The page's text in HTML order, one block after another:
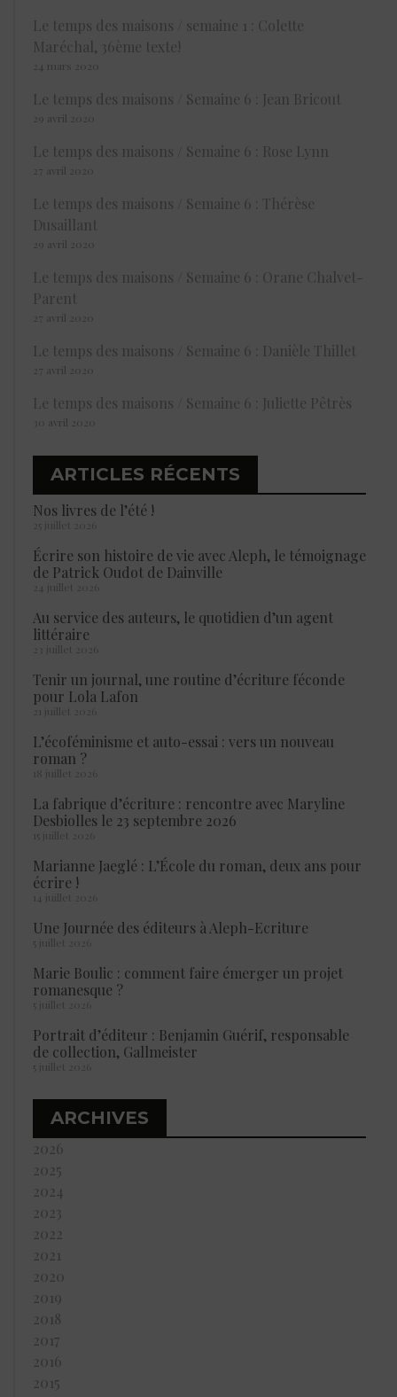
Le temps des maisons / semaine 1 : Colette
Maréchal, 36ème texte!
24 mars 2020
Le temps des maisons / Semaine 6 : Jean Bricout
29 avril 2020
Le temps des maisons / Semaine 6 : Rose Lynn
27 avril 2020
Le temps des maisons / Semaine 6 : Thérèse
Dusaillant
29 avril 2020
Le temps des maisons / Semaine 6 : Orane Chalvet-
Parent
27 avril 2020
Le temps des maisons / Semaine 6 : Danièle Thillet
27 avril 2020
Le temps des maisons / Semaine 6 : Juliette Pêtrès
30 avril 2020
ARTICLES RÉCENTS
Nos livres de l’été !
25 juillet 2026
Écrire son histoire de vie avec Aleph, le témoignage
de Patrick Oudot de Dainville
24 juillet 2026
Au service des auteurs, le quotidien d’un agent
littéraire
23 juillet 2026
Tenir un journal, une routine d’écriture féconde
pour Lola Lafon
21 juillet 2026
L’écoféminisme et auto-essai : vers un nouveau
roman ?
18 juillet 2026
La fabrique d’écriture : rencontre avec Maryline
Desbiolles le 23 septembre 2026
15 juillet 2026
Marianne Jaeglé : L’École du roman, deux ans pour
écrire !
14 juillet 2026
Une Journée des éditeurs à Aleph-Ecriture
5 juillet 2026
Marie Boulic : comment faire émerger un projet
romanesque ?
5 juillet 2026
Portrait d’éditeur : Benjamin Guérif, responsable
de collection, Gallmeister
5 juillet 2026
ARCHIVES
2026
2025
2024
2023
2022
2021
2020
2019
2018
2017
2016
2015